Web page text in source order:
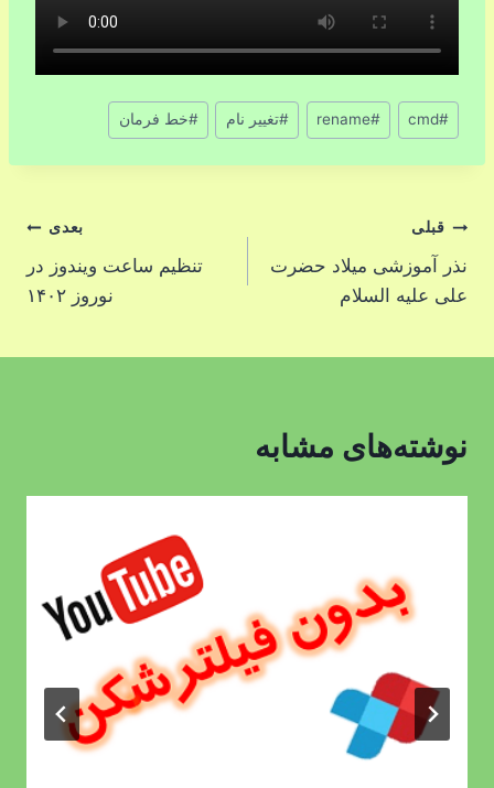
برچسب‌های
نوشته:
#
cmd
#
rename
#تغییر نام #خط فرمان
راهبری
نوشته
قبلی
نذر آموزشی میلاد حضرت
علی علیه السلام
بعدی
تنظیم ساعت ویندوز در
نوروز ۱۴۰۲
نوشته‌های مشابه